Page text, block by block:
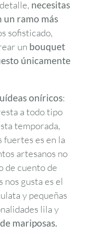
necesitas
ramo más
sofisticado,
un bouquet
únicamente
oníricos:
a todo tipo
temporada,
fuertes es en la
artesanos no
de cuento de
nos gusta es el
y pequeñas
lila y
mariposas.